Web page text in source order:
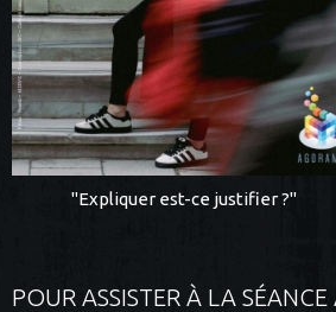
"Expliquer est-ce justifier ?"
POUR ASSISTER À LA SÉANCE